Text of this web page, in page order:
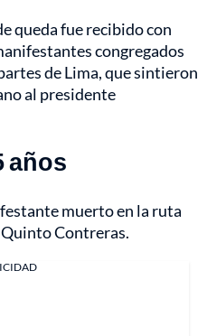
queda fue recibido con
congregados
de Lima, que sintieron
al presidente
años
muerto en la ruta
Contreras.